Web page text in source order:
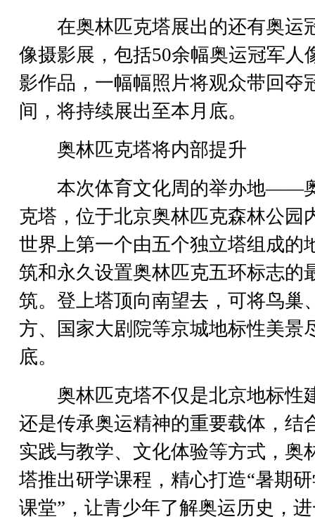
在奥林匹克塔展出的还有奥运
像摄影展，包括50余幅奥运冠军人
影作品，一幅幅照片将观众带回夺
间，将持续展出至本月底。
奥林匹克塔将内部提升
本次体育文化周的举办地——
克塔，位于北京奥林匹克森林公园
世界上第一个由五个独立塔组成的
筑和永久设置奥林匹克五环标志的
筑。登上塔顶向南望去，可将鸟巢
方、国家大剧院等京城地标性美景
底。
奥林匹克塔不仅是北京地标性
还是传承奥运精神的重要载体，结
实践与教学、文化体验等方式，奥
塔推出研学课程，精心打造“暑期
课堂”，让青少年了解奥运历史，